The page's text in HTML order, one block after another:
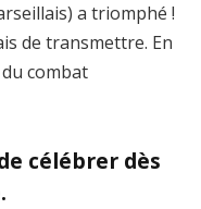
a triomphé !
de transmettre. En
combat
célébrer dès